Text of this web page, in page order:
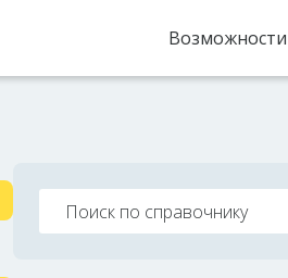
Возможности